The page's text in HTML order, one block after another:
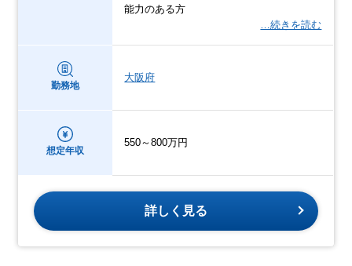
能力のある方
…続きを読む
勤務地
大阪府
想定年収
550～800万円
詳しく見る